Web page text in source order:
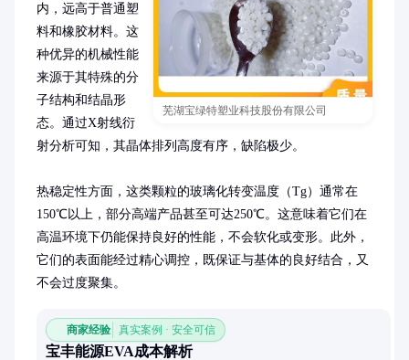
芜湖宝绿特塑业科技股份有限公司
内，远高于普通塑
料和橡胶材料。这
种优异的机械性能
来源于其特殊的分
子结构和结晶形
态。通过X射线衍
射分析可知，其晶体排列高度有序，缺陷极少。
热稳定性方面，这类颗粒的玻璃化转变温度（Tg）通常在
150℃以上，部分高端产品甚至可达250℃。这意味着它们在
高温环境下仍能保持良好的性能，不会软化或变形。此外，
它们的表面能经过精心调控，既保证与基体的良好结合，又
不会过度聚集。
商家经验 真实案例 · 安全可信
宝丰能源EVA成本解析